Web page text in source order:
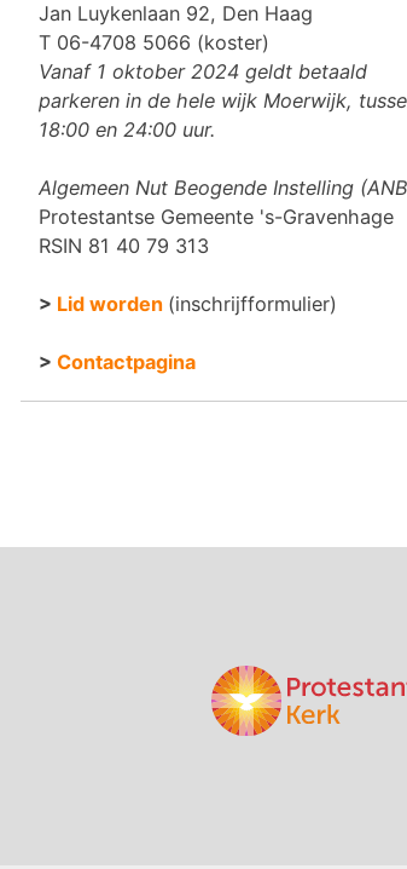
Jan Luykenlaan 92, Den Haag
T 06-4708 5066 (koster)
Vanaf 1 oktober 2024 geldt betaald
parkeren in de hele wijk Moerwijk,
18:00 en 24:00 uur.
Algemeen Nut Beogende Instelling
Protestantse Gemeente 's-Gravenhage
RSIN 81 40 79 313
> Lid worden (inschrijfformulier)
> Contactpagina